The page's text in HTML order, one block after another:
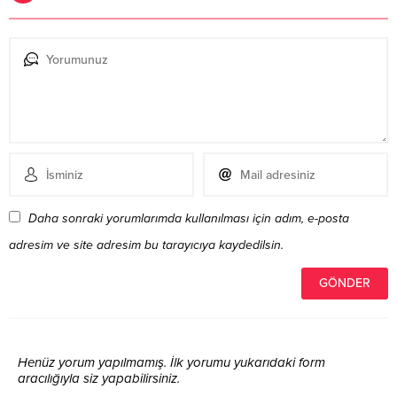
Daha sonraki yorumlarımda kullanılması için adım, e-posta
adresim ve site adresim bu tarayıcıya kaydedilsin.
Henüz yorum yapılmamış. İlk yorumu yukarıdaki form
aracılığıyla siz yapabilirsiniz.